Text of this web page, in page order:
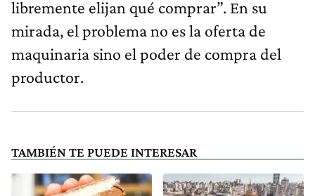
libremente elijan qué comprar”. En su
mirada, el problema no es la oferta de
maquinaria sino el poder de compra del
productor.
TAMBIÉN TE PUEDE INTERESAR